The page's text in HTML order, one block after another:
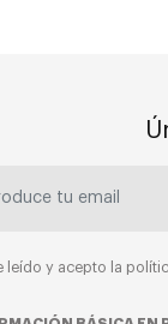
leído y acepto la